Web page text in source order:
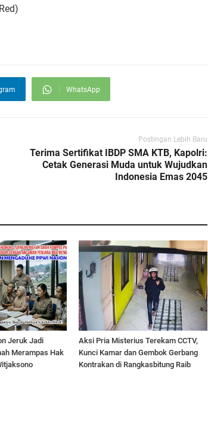
WhatsApp
Postingan Lebih Baru
Terima Sertifikat IBDP SMA KTB, Kapolri:
Cetak Generasi Muda untuk Wujudkan
Indonesia Emas 2045
Jeruk Jadi
Merampas Hak
Aksi Pria Misterius Terekam CCTV,
Kunci Kamar dan Gembok Gerbang
Kontrakan di Rangkasbitung Raib ‎